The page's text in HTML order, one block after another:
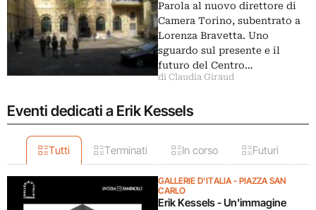
Parola al nuovo direttore di
Camera Torino, subentrato a
Lorenza Bravetta. Uno
sguardo sul presente e il
futuro del Centro…
di Claudia Giraud
Eventi dedicati a Erik Kessels
Tutti Terminati In corso Futuri
GALLERIE D'ITALIA - PIAZZA SAN
CARLO
Erik Kessels - Un'immagine